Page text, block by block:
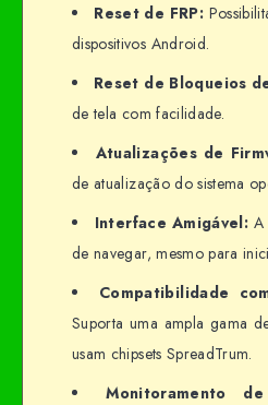
Reset de FRP:
dispositivos Android.
Reset de Bloqueios
de tela com facilidade.
Atualizações de
de atualização do sistema
Interface Amigável: A
de navegar, mesmo para
Compatibilidade
Suporta uma ampla gama
usam chipsets SpreadTrum.
Monitoramento